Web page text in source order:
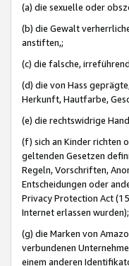
(a) die sexuelle oder
(b) die Gewalt
anstiften,;
(c) die falsche,
(d) die von Hass
Herkunft, Hautfarbe,
(e) die rechtswidrige
(f) sich an Kinder richten
geltenden Gesetzen
Regeln, Vorschriften,
Entscheidungen oder
Privacy Protection Act
Internet erlassen wurden);
(g) die Marken von
verbundenen
einem anderen